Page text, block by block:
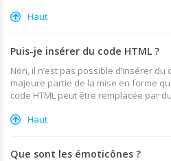
Haut
Puis-je insérer du code HTML ?
Non, il n’est pas possible d’insérer du
majeure partie de la mise en forme
code HTML peut être remplacée par
Haut
Que sont les émoticônes ?